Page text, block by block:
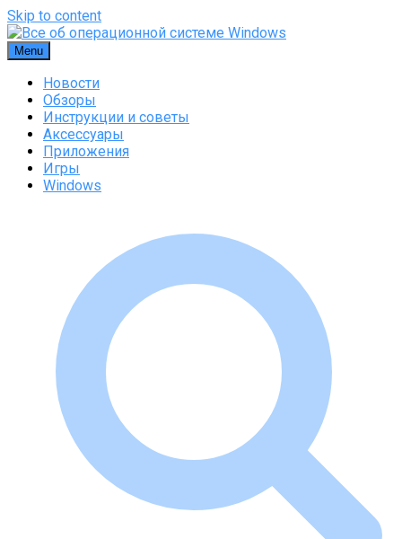
Skip to content
Menu
Новости
Обзоры
Инструкции и советы
Аксессуары
Приложения
Игры
Windows